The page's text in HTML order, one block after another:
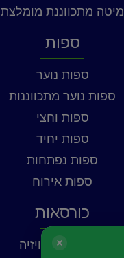
מיטה מתכווננת מומלצת
ספות
ספות נוער
ספות נוער מתכווננות
ספות וחצי
ספות יחיד
ספות נפתחות
ספות אירוח
כורסאות
כורסאות טלוויזיה